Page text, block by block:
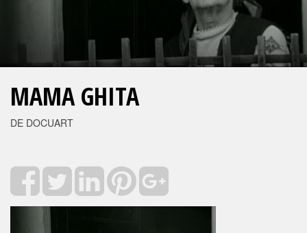
MAMA GHITA
DE DOCUART